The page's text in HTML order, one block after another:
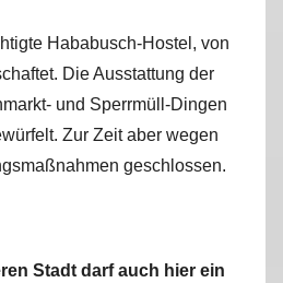
Hababusch-Hostel, von
Die Ausstattung der
und Sperrmüll-Dingen
Zur Zeit aber wegen
geschlossen.
Stadt darf auch hier ein